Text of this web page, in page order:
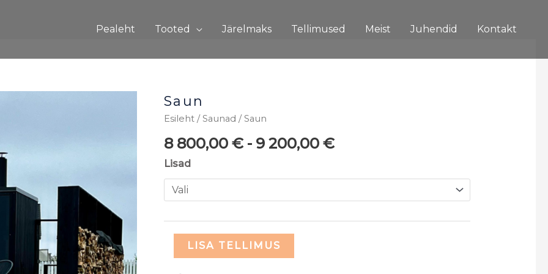
Pealeht Tooted Järelmaks Tellimused Meist Juhendid Kontakt
Saun
Esileht/ Saunad / Saun
8 800,00 €- 9 200,00 €
Lisad
Saun
kogus
LISA TELLIMUS